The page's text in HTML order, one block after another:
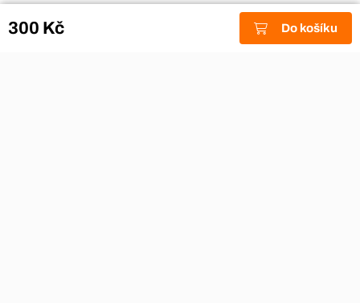
300 Kč Do košíku
Zákaznický servis